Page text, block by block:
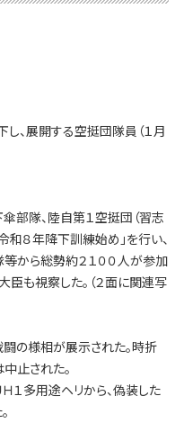
、展開する空挺団隊員（１月
部隊、陸自第１空挺団（習志
和８年降下訓練始め」を行い、
から総勢約２１００人が参加
臣も視察した。（２面に関連写
の様相が展示された。時折
止された。
１多用途ヘリから、偽装した